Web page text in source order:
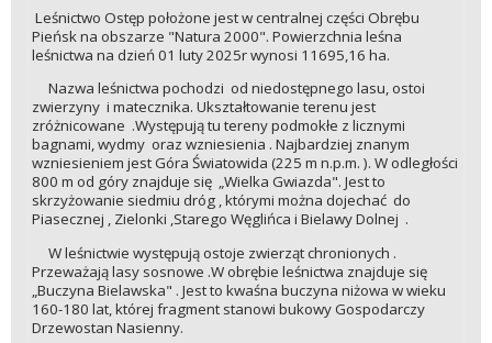
Leśnictwo Ostęp położone jest w centralnej części Obrębu
Pieńsk na obszarze "Natura 2000". Powierzchnia leśna
leśnictwa na dzień 01 luty 2025r wynosi 11695,16 ha.
Nazwa leśnictwa pochodzi od niedostępnego lasu, ostoi
zwierzyny i matecznika. Ukształtowanie terenu jest
zróżnicowane .Występują tu tereny podmokłe z licznymi
bagnami, wydmy oraz wzniesienia . Najbardziej znanym
wzniesieniem jest Góra Światowida (225 m n.p.m. ). W odległości
800 m od góry znajduje się „Wielka Gwiazda". Jest to
skrzyżowanie siedmiu dróg , którymi można dojechać do
Piasecznej , Zielonki ,Starego Węglińca i Bielawy Dolnej .
W leśnictwie występują ostoje zwierząt chronionych .
Przeważają lasy sosnowe .W obrębie leśnictwa znajduje się
„Buczyna Bielawska" . Jest to kwaśna buczyna niżowa w wieku
160-180 lat, której fragment stanowi bukowy Gospodarczy
Drzewostan Nasienny.